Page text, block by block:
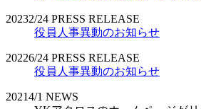
20232/24 PRESS RELEASE
役員人事異動のお知らせ
20226/24 PRESS RELEASE
役員人事異動のお知らせ
20214/1 NEWS